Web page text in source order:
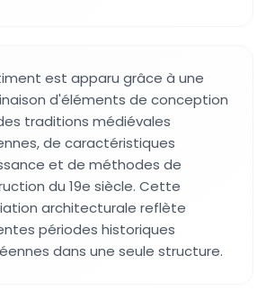
est apparu grâce à une
d'éléments de conception
traditions médiévales
de caractéristiques
et de méthodes de
du 19e siècle. Cette
architecturale reflète
périodes historiques
dans une seule structure.